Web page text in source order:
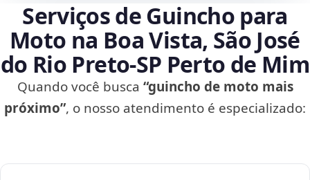
Serviços de Guincho para
Moto na Boa Vista, São José
do Rio Preto‑SP Perto de Mim
Quando você busca “guincho de moto mais
próximo”, o nosso atendimento é especializado: